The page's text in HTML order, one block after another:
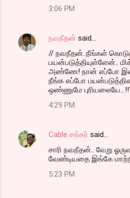
3:06 PM
நவநீதன் said…
// நவநீதன்..நீங்கள்
பயன்படுத்தியுள்ளேன்..
அண்ணே! நான் எப்போ
நீங்க எப்போ
ஒண்ணுமே
4:29 PM
Cable சங்கர் said…
சாரி நவநீதன்.. வேறு
வேண்டியதை இங்கே மாற்றி
5:23 PM